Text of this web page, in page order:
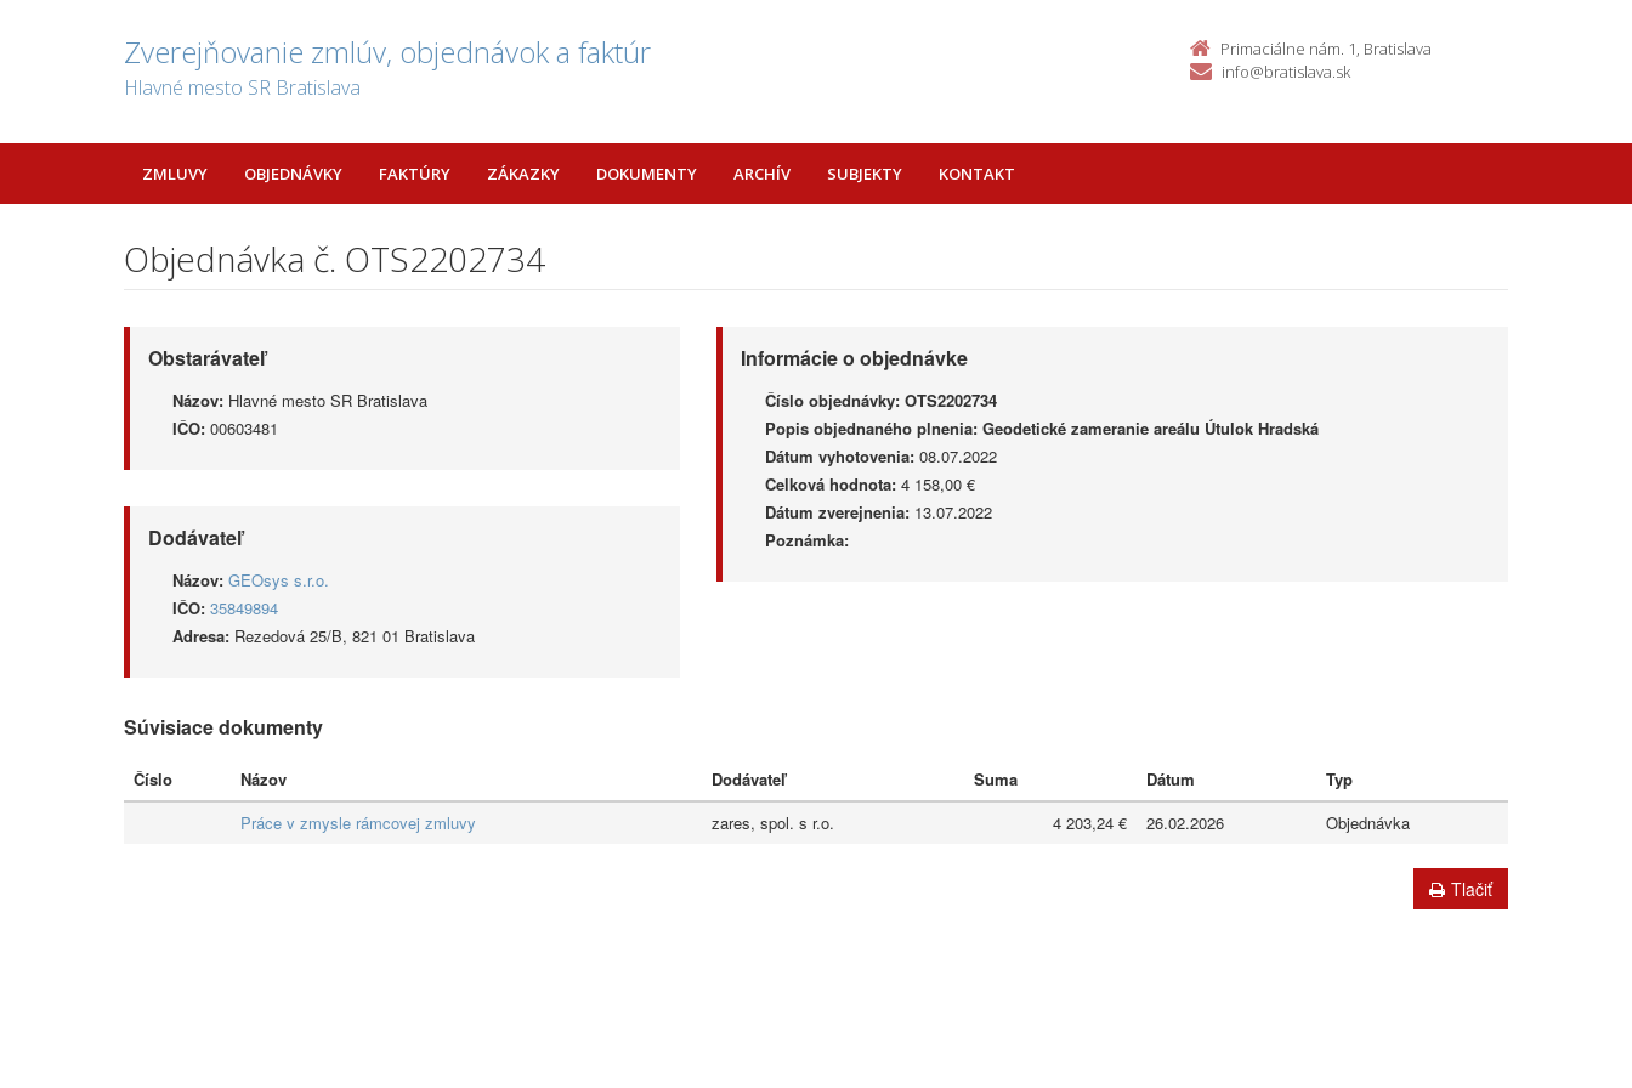
Zverejňovanie zmlúv, objednávok a faktúr
Hlavné mesto SR Bratislava
Primaciálne nám. 1, Bratislava
info@bratislava.sk
ZMLUVY OBJEDNÁVKY FAKTÚRY ZÁKAZKY DOKUMENTY ARCHÍV SUBJEKTY KONTAKT
Objednávka č. OTS2202734
Obstarávateľ
Názov: Hlavné mesto SR Bratislava
IČO: 00603481
Dodávateľ
Názov: GEOsys s.r.o.
IČO: 35849894
Adresa: Rezedová 25/B, 821 01 Bratislava
Informácie o objednávke
Číslo objednávky: OTS2202734
Popis objednaného plnenia: Geodetické zameranie areálu Útulok Hradská
Dátum vyhotovenia:08.07.2022
Celková hodnota:4 158,00 €
Dátum zverejnenia:13.07.2022
Poznámka:
Súvisiace dokumenty
Číslo Názov Dodávateľ Suma Dátum
Typ
Práce v zmysle rámcovej zmluvy
zares, spol. s r.o. 4 203,24 € 26.02.2026 Objednávka
Tlačiť